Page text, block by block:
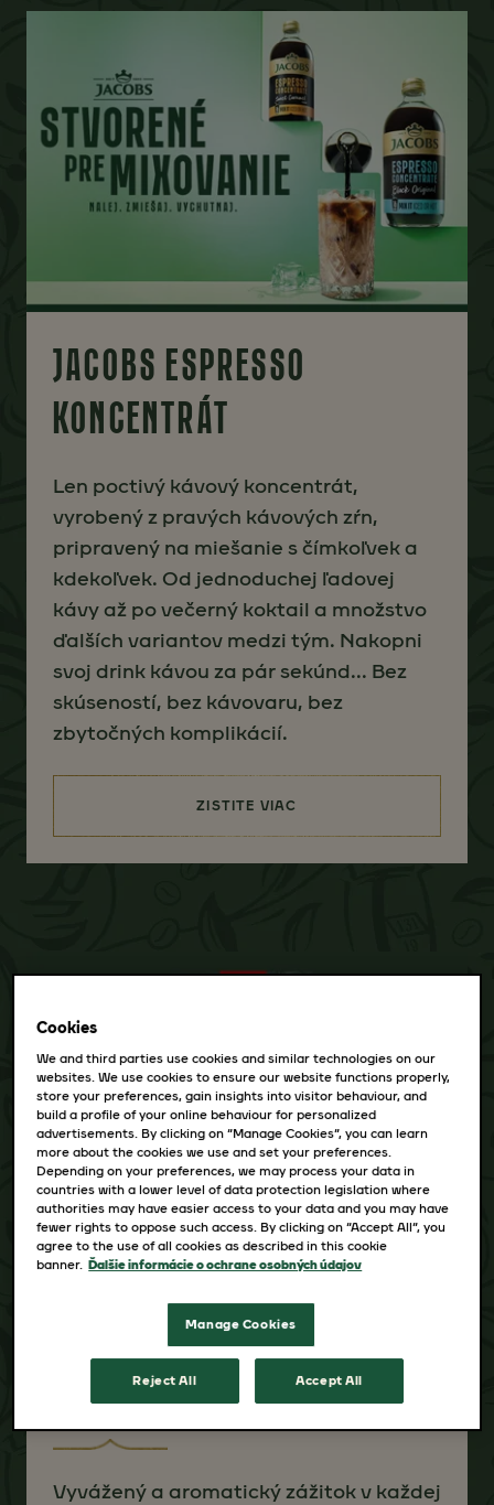
JACOBS ESPRESSO
KONCENTRÁT
Len poctivý kávový koncentrát,
vyrobený z pravých kávových zŕn,
pripravený na miešanie s čímkoľvek a
kdekoľvek. Od jednoduchej ľadovej
kávy až po večerný koktail a množstvo
ďalších variantov medzi tým. Nakopni
svoj drink kávou za pár sekúnd... Bez
skúseností, bez kávovaru, bez
zbytočných komplikácií.
ZISTITE VIAC
JACOBS KRÖNUNG
Vyvážený a aromatický zážitok v každej
Cookies
We and third parties use cookies and similar technologies on our
websites. We use cookies to ensure our website functions properly,
store your preferences, gain insights into visitor behaviour, and
build a profile of your online behaviour for personalized
advertisements. By clicking on “Manage Cookies”, you can learn
more about the cookies we use and set your preferences.
Depending on your preferences, we may process your data in
countries with a lower level of data protection legislation where
authorities may have easier access to your data and you may have
fewer rights to oppose such access. By clicking on “Accept All”, you
agree to the use of all cookies as described in this cookie
banner. Ďalšie informácie o ochrane osobných údajov
Manage Cookies
Reject All Accept All